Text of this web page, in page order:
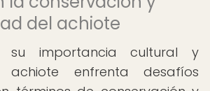
del achiote
importancia cultural y
achiote enfrenta desafíos